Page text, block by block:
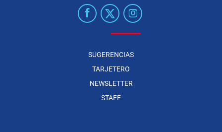
SUGERENCIAS
TARJETERO
NEWSLETTER
STAFF